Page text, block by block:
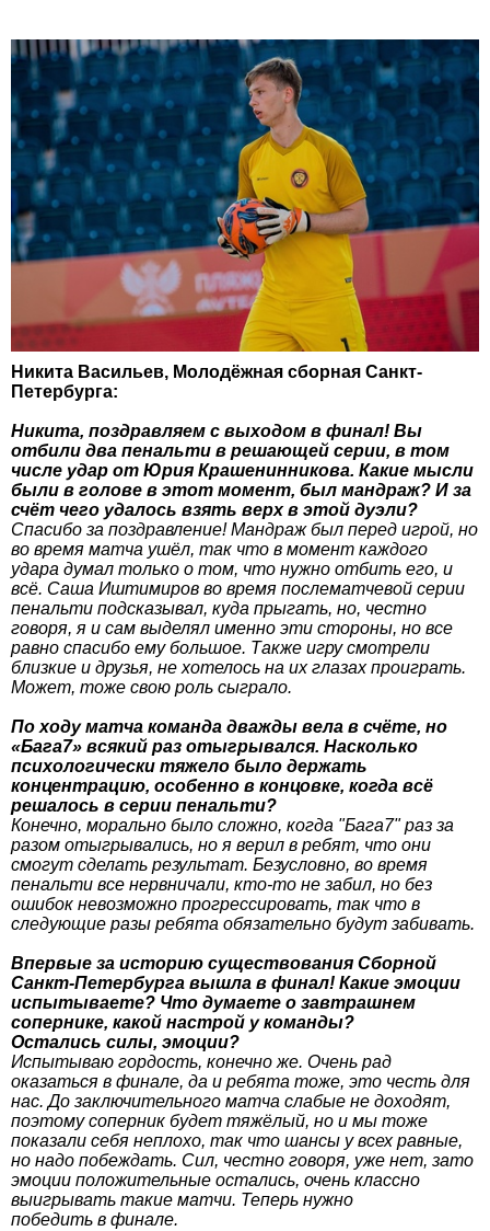
Никита Васильев, Молодёжная сборная Санкт-
Петербурга:
Никита, поздравляем с выходом в финал! Вы
отбили два пенальти в решающей серии, в том
числе удар от Юрия Крашенинникова. Какие мысли
были в голове в этот момент, был мандраж? И за
счёт чего удалось взять верх в этой дуэли?
Спасибо за поздравление! Мандраж был перед игрой, но
во время матча ушёл, так что в момент каждого
удара думал только о том, что нужно отбить его, и
всё. Саша Иштимиров во время послематчевой серии
пенальти подсказывал, куда прыгать, но, честно
говоря, я и сам выделял именно эти стороны, но все
равно спасибо ему большое. Также игру смотрели
близкие и друзья, не хотелось на их глазах проиграть.
Может, тоже свою роль сыграло.
По ходу матча команда дважды вела в счёте, но
«Бага7» всякий раз отыгрывался. Насколько
психологически тяжело было держать
концентрацию, особенно в концовке, когда всё
решалось в серии пенальти?
Конечно, морально было сложно, когда "Бага7" раз за
разом отыгрывались, но я верил в ребят, что они
смогут сделать результат. Безусловно, во время
пенальти все нервничали, кто-то не забил, но без
ошибок невозможно прогрессировать, так что в
следующие разы ребята обязательно будут забивать.
Впервые за историю существования Сборной
Санкт-Петербурга вышла в финал! Какие эмоции
испытываете? Что думаете о завтрашнем
сопернике, какой настрой у команды?
Остались силы, эмоции?
Испытываю гордость, конечно же. Очень рад
оказаться в финале, да и ребята тоже, это честь для
нас. До заключительного матча слабые не доходят,
поэтому соперник будет тяжёлый, но и мы тоже
показали себя неплохо, так что шансы у всех равные,
но надо побеждать. Сил, честно говоря, уже нет, зато
эмоции положительные остались, очень классно
выигрывать такие матчи. Теперь нужно
победить в финале.